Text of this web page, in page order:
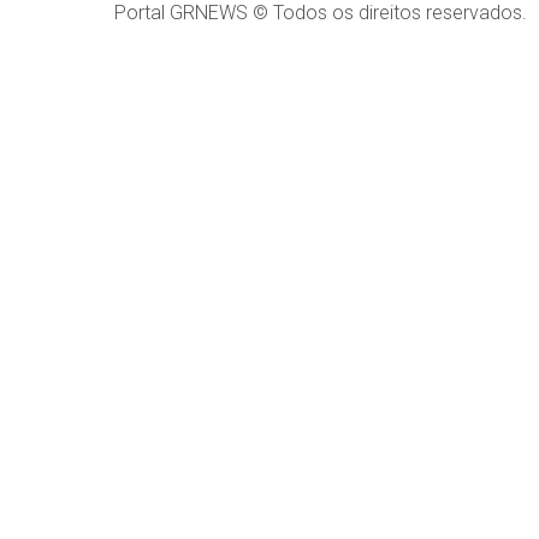
Portal GRNEWS © Todos os direitos reservados.